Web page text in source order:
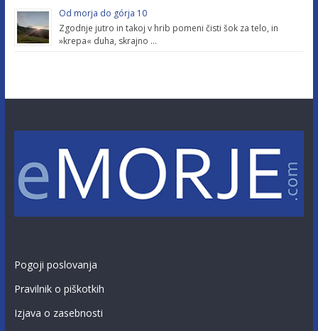
Od morja do górja 10
Zgodnje jutro in takoj v hrib pomeni čisti šok za telo, in
»krepa« duha, skrajno …
Pogoji poslovanja
Pravilnik o piškotkih
Izjava o zasebnosti